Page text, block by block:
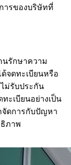
ารของบริษัทที่
นรักษาความ
จดทะเบียนหรือ
ม่รับประกัน
ะเบียนอย่างเป็น
จัดการกับปัญหา
ภาพ